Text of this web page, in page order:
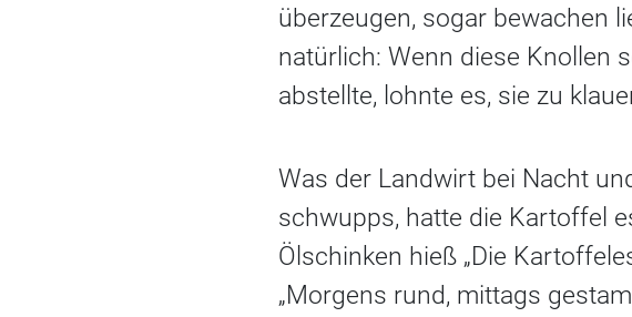
überzeugen, sogar bewachen
natürlich: Wenn diese Knollen
abstellte, lohnte es, sie zu
Was der Landwirt bei Nacht
schwupps, hatte die Kartoffel
Ölschinken hieß „Die
„Morgens rund, mittags